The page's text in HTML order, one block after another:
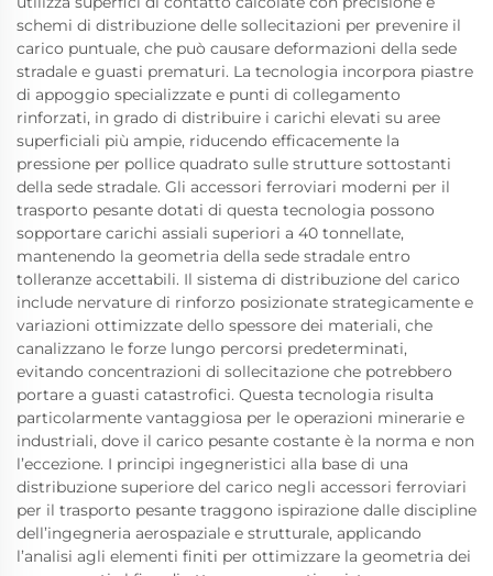
schemi di distribuzione delle sollecitazioni per prevenire il
carico puntuale, che può causare deformazioni della sede
stradale e guasti prematuri. La tecnologia incorpora piastre
di appoggio specializzate e punti di collegamento
rinforzati, in grado di distribuire i carichi elevati su aree
superficiali più ampie, riducendo efficacemente la
pressione per pollice quadrato sulle strutture sottostanti
della sede stradale. Gli accessori ferroviari moderni per il
trasporto pesante dotati di questa tecnologia possono
sopportare carichi assiali superiori a 40 tonnellate,
mantenendo la geometria della sede stradale entro
tolleranze accettabili. Il sistema di distribuzione del carico
include nervature di rinforzo posizionate strategicamente e
variazioni ottimizzate dello spessore dei materiali, che
canalizzano le forze lungo percorsi predeterminati,
evitando concentrazioni di sollecitazione che potrebbero
portare a guasti catastrofici. Questa tecnologia risulta
particolarmente vantaggiosa per le operazioni minerarie e
industriali, dove il carico pesante costante è la norma e non
l’eccezione. I principi ingegneristici alla base di una
distribuzione superiore del carico negli accessori ferroviari
per il trasporto pesante traggono ispirazione dalle discipline
dell’ingegneria aerospaziale e strutturale, applicando
l’analisi agli elementi finiti per ottimizzare la geometria dei